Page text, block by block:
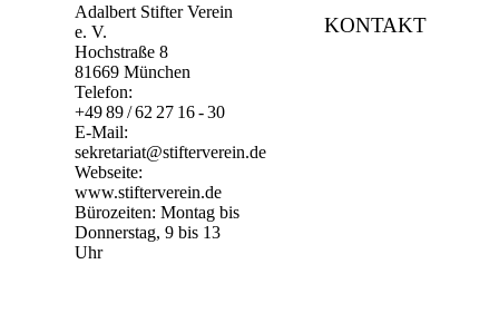
Adalbert Stifter Verein
e. V.
Hochstraße 8
81669 München
Telefon:
+49 89 / 62 27 16 - 30
E-Mail:
sekretariat@stifterverein.de
Webseite:
www.stifterverein.de
Bürozeiten: Montag bis
Donnerstag, 9 bis 13
Uhr
KONTAKT